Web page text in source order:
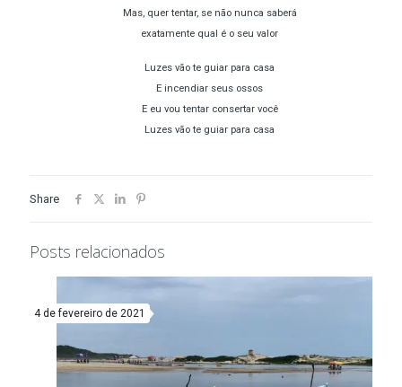
Mas, quer tentar, se não nunca saberá
exatamente qual é o seu valor
Luzes vão te guiar para casa
E incendiar seus ossos
E eu vou tentar consertar você
Luzes vão te guiar para casa
Share
Posts relacionados
4 de fevereiro de 2021